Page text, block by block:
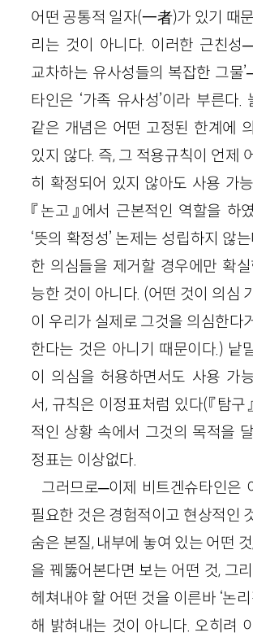
어떤 공통적 일자(一者)가 있기 때
리는 것이 아니다. 이러한 근친성
교차하는 유사성들의 복잡한 그물
타인은 ‘가족 유사성’이라 부른다.
같은 개념은 어떤 고정된 한계에
있지 않다. 즉, 그 적용규칙이 언제
히 확정되어 있지 않아도 사용 가
『논고』에서 근본적인 역할을 하
‘뜻의 확정성’ 논제는 성립하지 않
한 의심들을 제거할 경우에만 확
능한 것이 아니다. (어떤 것이 의심
이 우리가 실제로 그것을 의심한다
한다는 것은 아니기 때문이다.) 낱
이 의심을 허용하면서도 사용 가
서, 규칙은 이정표처럼 있다(『탐
적인 상황 속에서 그것의 목적을
정표는 이상없다.
그러므로─이제 비트겐슈타인은
필요한 것은 경험적이고 현상적인
숨은 본질, 내부에 놓여 있는 어떤
을 꿰뚫어본다면 보는 어떤 것, 그
헤쳐내야 할 어떤 것을 이른바 ‘논리
해 밝혀내는 것이 아니다. 오히려